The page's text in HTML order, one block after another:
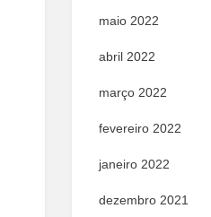
maio 2022
abril 2022
março 2022
fevereiro 2022
janeiro 2022
dezembro 2021